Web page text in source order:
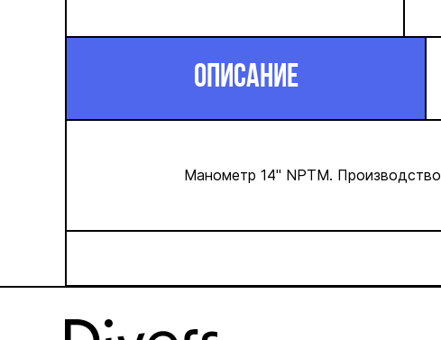
ОПИСАНИЕ
Манометр 14'' NPTM. Производство